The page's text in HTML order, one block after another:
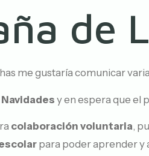
de
me gustaría comunicar
Navidades y en espera que el
colaboración voluntaria,
para poder aprender y